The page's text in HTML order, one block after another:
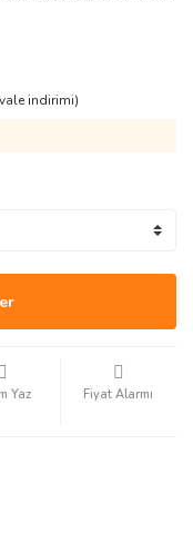
indirimi)
Yaz Fiyat Alarmı